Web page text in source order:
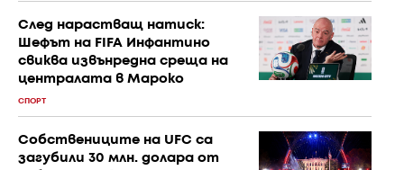
След нарастващ натиск:
Шефът на FIFA Инфантино
свиква извънредна среща на
централата в Мароко
СПОРТ
Собствениците на UFC са
загубили 30 млн. долара от